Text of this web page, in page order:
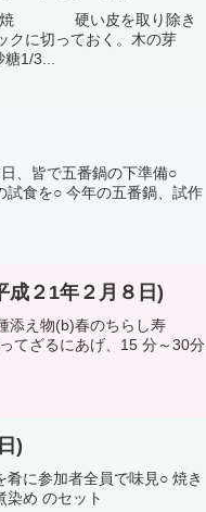
火焼 硬い皮を取り除き
に切っておく。木の芽
1/3...
、皆で五番鍋の下準備○
食を○ 今年の五番鍋、試作
成２1年２月８日)
添え物(b)春のちらし寿
あげ、15 分～30分
)
に参加者全員で味見○ 焼き
染め のセット